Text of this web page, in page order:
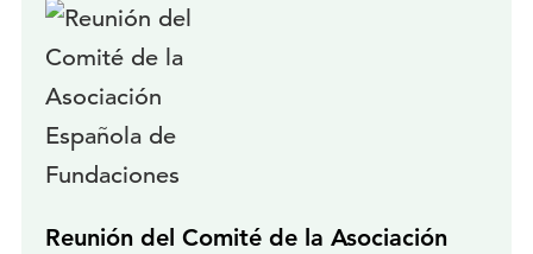
Reunión del Comité de la Asociación